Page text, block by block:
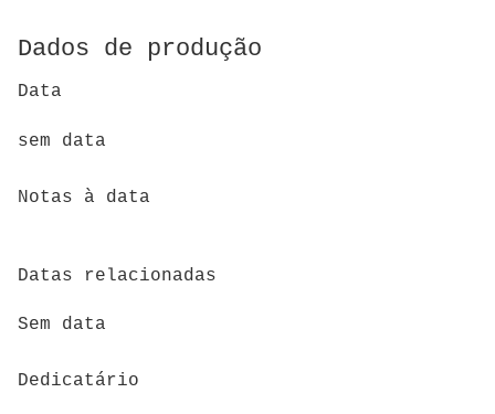
Dados de produção
Data
sem data
Notas à data
Datas relacionadas
Sem data
Dedicatário